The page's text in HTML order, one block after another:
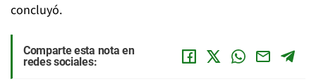
concluyó.
Comparte esta nota en
redes sociales: